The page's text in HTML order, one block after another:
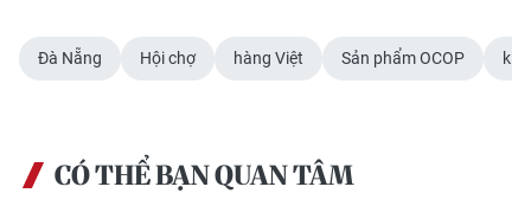
Đà Nẵng Hội chợ hàng Việt Sản phẩm OCOP
CÓ THỂ BẠN QUAN TÂM